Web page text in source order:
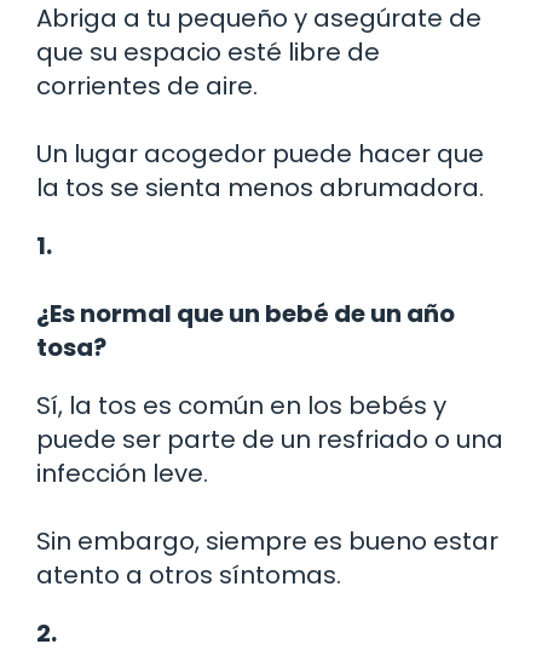
Abriga a tu pequeño y asegúrate de
que su espacio esté libre de
corrientes de aire.
Un lugar acogedor puede hacer que
la tos se sienta menos abrumadora.
1.
¿Es normal que un bebé de un año
tosa?
Sí, la tos es común en los bebés y
puede ser parte de un resfriado o una
infección leve.
Sin embargo, siempre es bueno estar
atento a otros síntomas.
2.